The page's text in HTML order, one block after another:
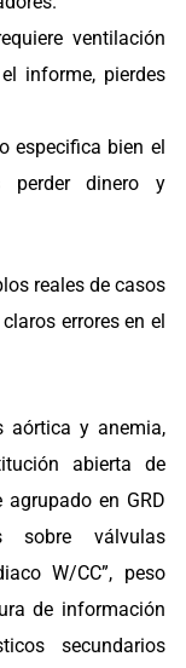
ventilación
informe, pierdes
especifica bien el
perder dinero y
reales de casos
errores en el
aórtica y anemia,
abierta de
en GRD
sobre válvulas
W/CC”, peso
de información
secundarios